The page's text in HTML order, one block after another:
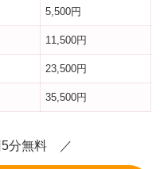
5,500円
11,500円
23,500円
35,500円
分無料 ／